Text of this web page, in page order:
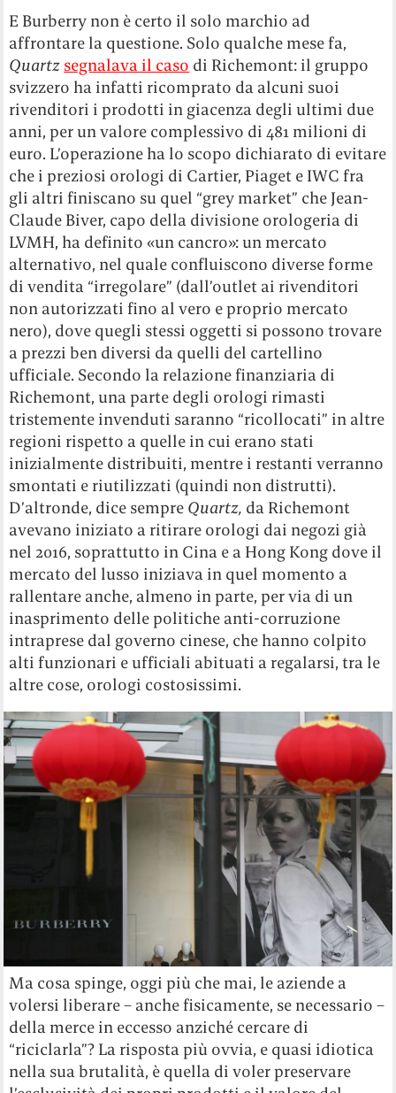
E Burberry non è certo il solo marchio ad
affrontare la questione. Solo qualche mese fa,
Quartz segnalava il caso di Richemont: il gruppo
svizzero ha infatti ricomprato da alcuni suoi
rivenditori i prodotti in giacenza degli ultimi due
anni, per un valore complessivo di 481 milioni di
euro. L’operazione ha lo scopo dichiarato di evitare
che i preziosi orologi di Cartier, Piaget e IWC fra
gli altri finiscano su quel “grey market” che Jean-
Claude Biver, capo della divisione orologeria di
LVMH, ha definito «un cancro»: un mercato
alternativo, nel quale confluiscono diverse forme
di vendita “irregolare” (dall’outlet ai rivenditori
non autorizzati fino al vero e proprio mercato
nero), dove quegli stessi oggetti si possono trovare
a prezzi ben diversi da quelli del cartellino
ufficiale. Secondo la relazione finanziaria di
Richemont, una parte degli orologi rimasti
tristemente invenduti saranno “ricollocati” in altre
regioni rispetto a quelle in cui erano stati
inizialmente distribuiti, mentre i restanti verranno
smontati e riutilizzati (quindi non distrutti).
D’altronde, dice sempre Quartz, da Richemont
avevano iniziato a ritirare orologi dai negozi già
nel 2016, soprattutto in Cina e a Hong Kong dove il
mercato del lusso iniziava in quel momento a
rallentare anche, almeno in parte, per via di un
inasprimento delle politiche anti-corruzione
intraprese dal governo cinese, che hanno colpito
alti funzionari e ufficiali abituati a regalarsi, tra le
altre cose, orologi costosissimi.
Ma cosa spinge, oggi più che mai, le aziende a
volersi liberare – anche fisicamente, se necessario –
della merce in eccesso anziché cercare di
“riciclarla”? La risposta più ovvia, e quasi idiotica
nella sua brutalità, è quella di voler preservare